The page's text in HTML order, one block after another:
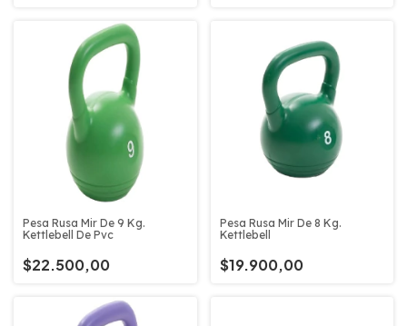
Pesa Rusa Mir De 9 Kg.
Kettlebell De Pvc
$22.500,00
Pesa Rusa Mir De 8 Kg.
Kettlebell
$19.900,00